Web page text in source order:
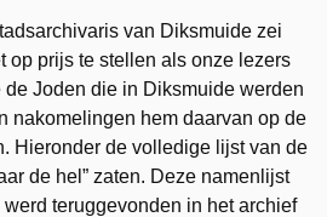
van Diksmuide zei
op prijs te stellen als onze lezers
Joden die in Diksmuide werden
nakomelingen hem daarvan op de
Hieronder de volledige lijst van de
de hel” zaten. Deze namenlijst
teruggevonden in het archief